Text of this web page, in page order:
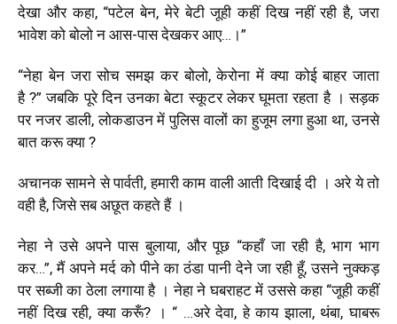
देखा और कहा,“पटेल बेन, मेरे बेटी जूही कहीं दिख नहीं रही है, जरा
भावेश को बोलो न आस-पास देखकर आए…।”
“नेहा बेन जरा सोच समझ कर बोलो,केरोना में क्या कोई बाहर जाता
है?” जबकि पूरे दिन उनका बेटा स्कूटर लेकर घूमता रहता है । सड़क
पर नजर डाली,लोकडाउन में पुलिस वालों का हुजूम लगा हुआ था, उनसे
बात करू क्या ?
अचानक सामने से पार्वती, हमारी काम वाली आती दिखाई दी । अरे ये तो
वही है,जिसे सब अछूत कहते हैं ।
नेहा ने उसे अपने पास बुलाया, और पूछ “कहाँ जा रही है,भाग भाग
कर…”, मैं अपने मर्द को पीने का ठंडा पानी देने जा रही हूँ, उसने नुक्कड़
पर सब्जी का ठेला लगाया है । नेहा ने घबराहट में उससे कहा “जूही कहीं
नहीं दिख रही, क्या करूँ? । “ …अरे देवा, हे काय झाला,थंबा, घाबरू